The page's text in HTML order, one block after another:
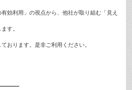
効利用」の視点から、他社が取り組む「見え
す。
おります。是非ご利用ください。